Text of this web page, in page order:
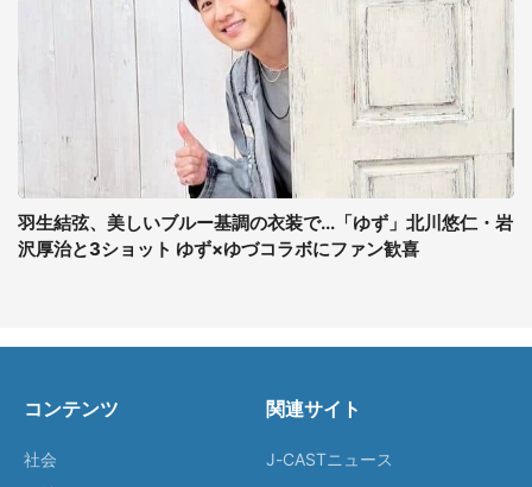
羽生結弦、美しいブルー基調の衣装で...「ゆず」北川悠仁・岩
沢厚治と3ショット ゆず×ゆづコラボにファン歓喜
コンテンツ
社会
関連サイト
J-CASTニュース